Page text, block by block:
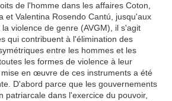
de l'homme dans les affaires Coton,
et Valentina Rosendo Cantú, jusqu'aux
violence de genre (AVGM), il s'agit
qui contribuent à l'élimination des
entre les hommes et les
les formes de violence à leur
en œuvre de ces instruments a été
D'abord parce que les gouvernements
patriarcale dans l'exercice du pouvoir,